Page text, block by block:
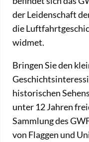
der Leidenschaft
die
widmet.
Bringen Sie den
historischen
unter 12 Jahren
Sammlung des
von Flaggen und